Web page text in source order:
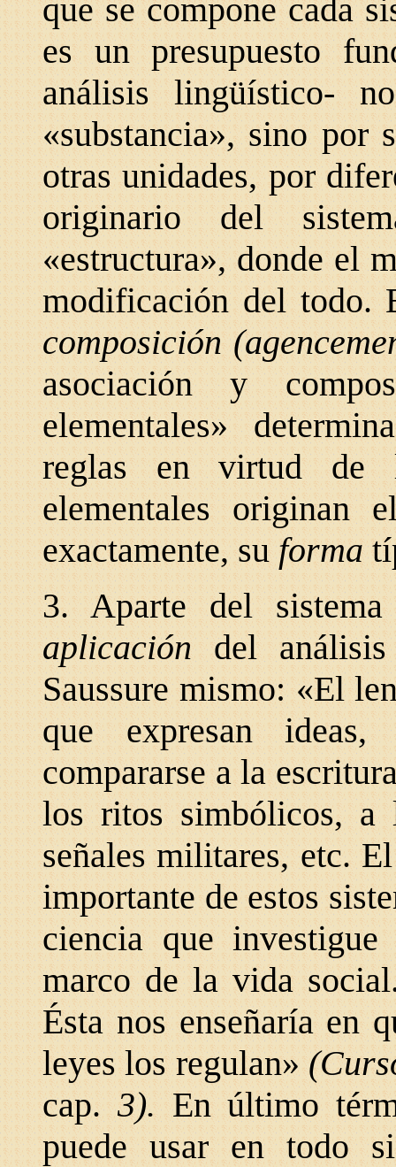
que se compone cada
es un presupuesto
análisis lingüístico-
«substancia», sino por
otras unidades, por
originario del
«estructura», donde el
modificación del todo.
composición
asociación y
elementales»
reglas en virtud de
elementales originan
exactamente, suforma
3. Aparte del
aplicacióndel
Saussure mismo: «El
que expresan
compararse a la
los ritos simbólicos, a
señales militares, etc.
importante de estos
ciencia que
marco de la vida
Ésta nos enseñaría en
leyes los regulan»
cap.3).En último
puede usar en todo